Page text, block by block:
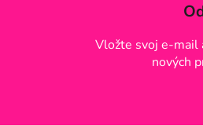
Vložte svoj e-mail
nových